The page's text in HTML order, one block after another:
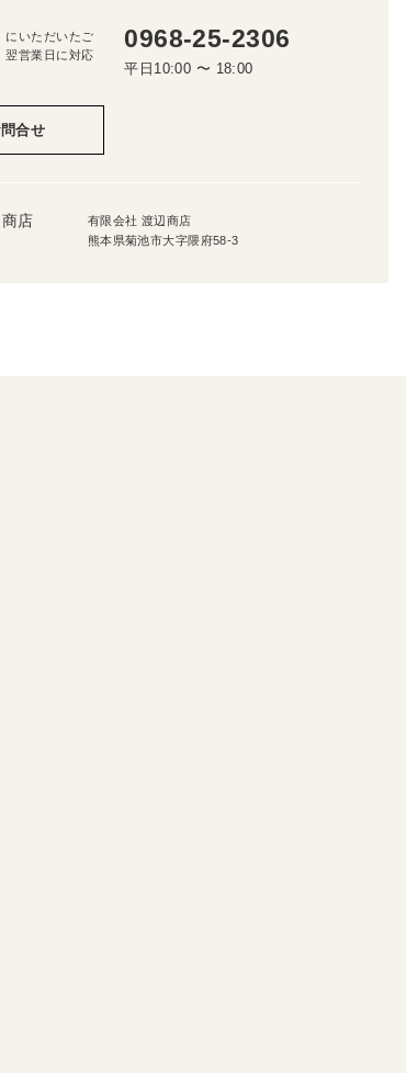
にいただいたご
翌営業日に対応
0968-25-2306
平日10:00 〜 18:00
合せ
有限会社 渡辺商店
熊本県菊池市大字隈府58-3